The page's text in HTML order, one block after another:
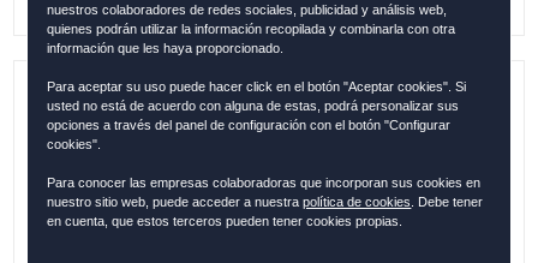
Referencia: ESP2232
Múltiples bolsillos
nuestros colaboradores de redes sociales, publicidad y análisis web,
quienes podrán utilizar la información recopilada y combinarla con otra
información que les haya proporcionado.
Para aceptar su uso puede hacer click en el botón "Aceptar cookies". Si
usted no está de acuerdo con alguna de estas, podrá personalizar sus
opciones a través del panel de configuración con el botón "Configurar
cookies".
Para conocer las empresas colaboradoras que incorporan sus cookies en
nuestro sitio web, puede acceder a nuestrapolítica de cookies
. Debe tener
en cuenta, que estos terceros pueden tener cookies propias.